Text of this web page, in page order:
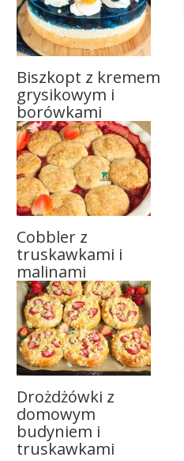
Biszkopt z kremem
grysikowym i
borówkami
Cobbler z
truskawkami i
malinami
Drożdżówki z
domowym
budyniem i
truskawkami